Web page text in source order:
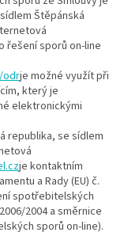
Štěpánská
řešení sporů on-line
odrje možné využít při
který je
elektronickými
republika, se sídlem
je kontaktním
a Rady (EU) č.
spotřebitelských
2004 a směrnice
sporů on-line).